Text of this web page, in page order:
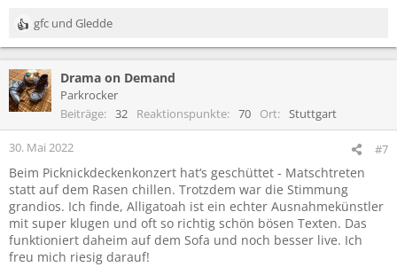
R
e
k
t
i
n
n
:
gfc und Gledde
Drama on Demand
Parkrocker
Beiträge
32 Reaktionspunkte 70 Ort Stuttgart
30. Mai 2022 #7
Beim Picknickdeckenkonzert hat‘s geschüttet - Matschtreten
statt auf dem Rasen chillen. Trotzdem war die Stimmung
grandios. Ich finde, Alligatoah ist ein echter Ausnahmekünstler
mit super klugen und oft so richtig schön bösen Texten. Das
funktioniert daheim auf dem Sofa und noch besser live. Ich
freu mich riesig darauf!